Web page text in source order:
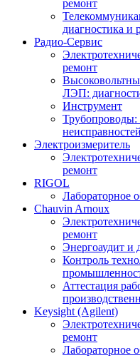
ремонт
диагностика и
Радио-Cервис
ремонт
ЛЭП:
Инструмент
Трубопроводы:
неисправностей
Электроизмеритель
ремонт
RIGOL
Лабораторное
Chauvin Arnoux
ремонт
Энергоаудит и
Контроль
Аттестация
Keysight (Agilent)
ремонт
Лабораторное